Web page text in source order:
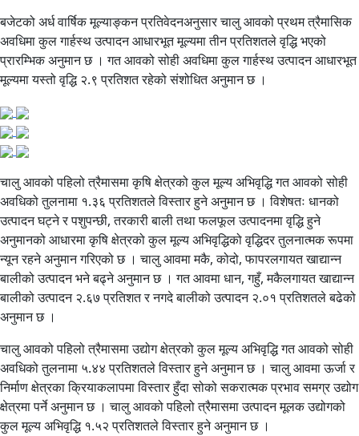
बजेटको अर्ध वार्षिक मूल्याङ्कन प्रतिवेदनअनुसार चालु आवको प्रथम त्रैमासिक
अवधिमा कुल गार्हस्थ उत्पादन आधारभूत मूल्यमा तीन प्रतिशतले वृद्धि भएको
प्रारम्भिक अनुमान छ । गत आवको सोही अवधिमा कुल गार्हस्थ उत्पादन आधारभूत
मूल्यमा यस्तो वृद्धि २.९ प्रतिशत रहेको संशोधित अनुमान छ ।
चालु आवको पहिलो त्रैमासमा कृषि क्षेत्रको कुल मूल्य अभिवृद्धि गत आवको सोही
अवधिको तुलनामा १.३६ प्रतिशतले विस्तार हुने अनुमान छ । विशेषतः धानको
उत्पादन घट्ने र पशुपन्छी, तरकारी बाली तथा फलफूल उत्पादनमा वृद्धि हुने
अनुमानको आधारमा कृषि क्षेत्रको कुल मूल्य अभिवृद्धिको वृद्धिदर तुलनात्मक रूपमा
न्यून रहने अनुमान गरिएको छ । चालु आवमा मकै, कोदो, फापरलगायत खाद्यान्न
बालीको उत्पादन भने बढ्ने अनुमान छ । गत आवमा धान, गहुँ, मकैलगायत खाद्यान्न
बालीको उत्पादन २.६७ प्रतिशत र नगदे बालीको उत्पादन २.०१ प्रतिशतले बढेको
अनुमान छ ।
चालु आवको पहिलो त्रैमासमा उद्योग क्षेत्रको कुल मूल्य अभिवृद्धि गत आवको सोही
अवधिको तुलनामा ५.४४ प्रतिशतले विस्तार हुने अनुमान छ । चालु आवमा ऊर्जा र
निर्माण क्षेत्रका क्रियाकलापमा विस्तार हुँदा सोको सकरात्मक प्रभाव समग्र उद्योग
क्षेत्रमा पर्ने अनुमान छ । चालु आवको पहिलो त्रैमासमा उत्पादन मूलक उद्योगको
कुल मूल्य अभिवृद्धि १.५२ प्रतिशतले विस्तार हुने अनुमान छ ।